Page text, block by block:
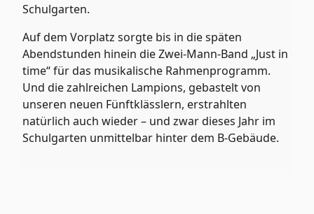
Schulgarten.
Auf dem Vorplatz sorgte bis in die späten
Abendstunden hinein die Zwei-Mann-Band „Just in
time“ für das musikalische Rahmenprogramm.
Und die zahlreichen Lampions, gebastelt von
unseren neuen Fünftklässlern, erstrahlten
natürlich auch wieder – und zwar dieses Jahr im
Schulgarten unmittelbar hinter dem B-Gebäude.